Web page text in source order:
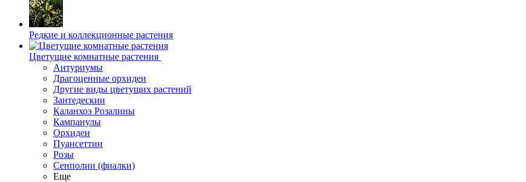
Редкие и коллекционные растения
Цветущие комнатные растения
Антуриумы
Драгоценные орхидеи
Другие виды цветущих растений
Зантедескии
Каланхоэ Розалины
Кампанулы
Орхидеи
Пуансеттии
Розы
Сенполии (фиалки)
Еще